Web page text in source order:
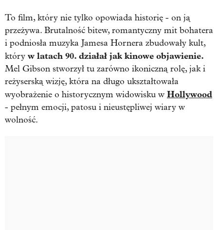
To film, który nie tylko opowiada historię - on ją
przeżywa. Brutalność bitew, romantyczny mit bohatera
i podniosła muzyka Jamesa Hornera zbudowały kult,
który w latach 90. działał jak kinowe objawienie.
Mel Gibson stworzył tu zarówno ikoniczną rolę, jak i
reżyserską wizję, która na długo ukształtowała
wyobrażenie o historycznym widowisku w Hollywood
- pełnym emocji, patosu i nieustępliwej wiary w
wolność.